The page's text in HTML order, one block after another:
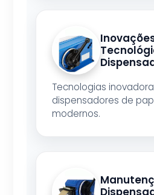
Tecnologias
dispensadores de
modernos.